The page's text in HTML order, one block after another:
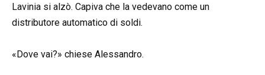
Lavinia si alzò. Capiva che la vedevano come un
distributore automatico di soldi.
«Dove vai?» chiese Alessandro.